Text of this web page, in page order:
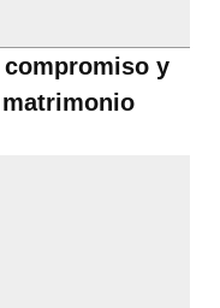
compromiso y
matrimonio